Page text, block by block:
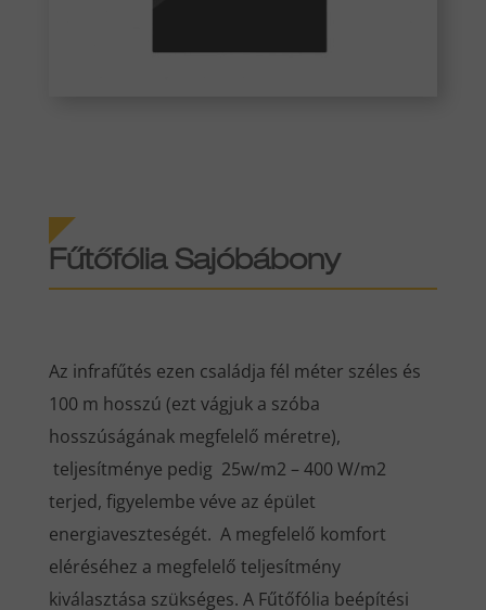
Fűtőfólia Sajóbábony
Az infrafűtés ezen családja fél méter széles és
100 m hosszú (ezt vágjuk a szóba
hosszúságának megfelelő méretre),
teljesítménye pedig 25w/m2 – 400 W/m2
terjed, figyelembe véve az épület
energiaveszteségét. A megfelelő komfort
eléréséhez a megfelelő teljesítmény
kiválasztása szükséges. A Fűtőfólia beépítési